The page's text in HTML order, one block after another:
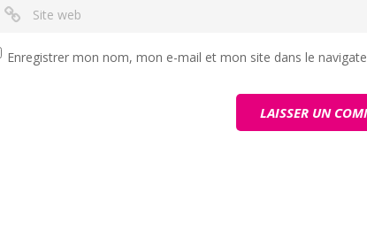
Enregistrer mon nom, mon e-mail et mon site dans le